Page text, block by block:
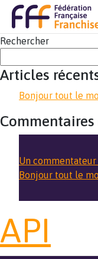
Rechercher
Articles
Bonjour tout le
Commentaires
Un
Bonjour tout le
API